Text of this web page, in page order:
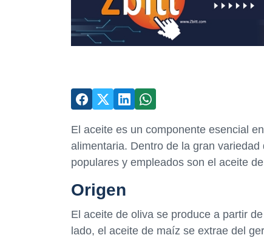
El aceite es un componente esencial
alimentaria. Dentro de la gran
populares y empleados son el aceite
Origen
El aceite de oliva se produce a partir
lado, el aceite de maíz se extrae del